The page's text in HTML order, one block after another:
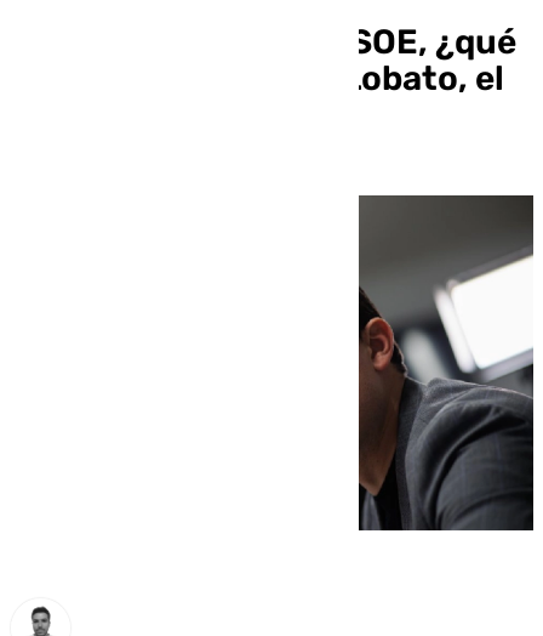
Otro incendio en el PSOE, ¿qué
va a pasar con Juan Lobato, el